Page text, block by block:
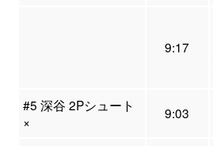
9:17
#5 深谷 2Pシュート
×
9:03